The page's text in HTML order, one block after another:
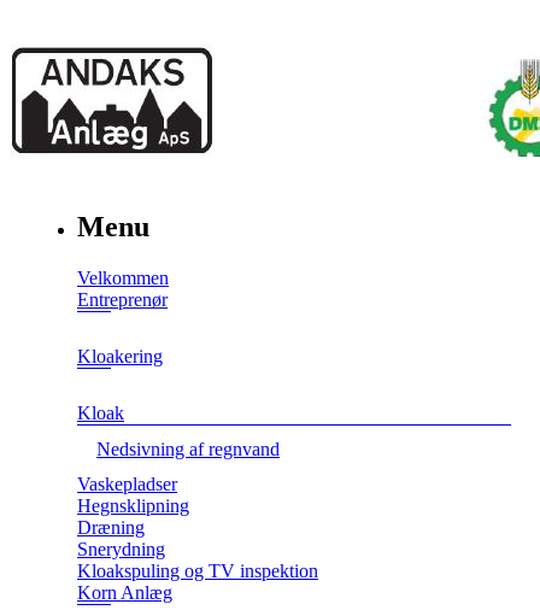
Menu
Velkommen
Entreprenør
Kloakering
Kloak
Nedsivning af regnvand
Vaskepladser
Hegnsklipning
Dræning
Snerydning
Kloakspuling og TV inspektion
Korn Anlæg